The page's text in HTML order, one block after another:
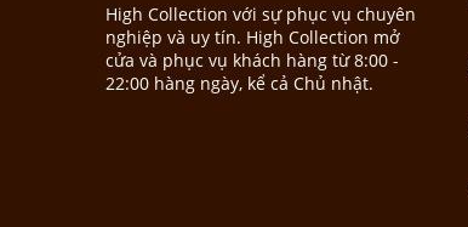
High Collection với sự phục vụ chuyên
nghiệp và uy tín. High Collection mở
cửa và phục vụ khách hàng từ 8:00 -
22:00 hàng ngày, kể cả Chủ nhật.